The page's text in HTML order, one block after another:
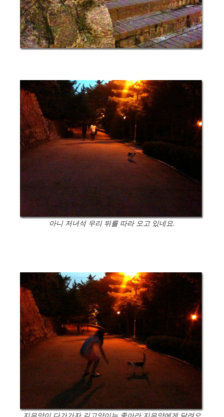
아니 저녀석 우리 뒤를 따라 오고 있네요.